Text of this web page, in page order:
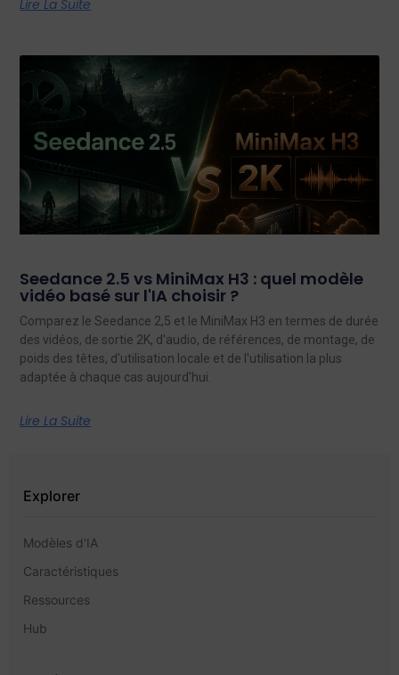
Lire La Suite
Seedance 2.5 vs MiniMax H3 : quel modèle
vidéo basé sur l'IA choisir ?
Comparez le Seedance 2,5 et le MiniMax H3 en termes de durée
des vidéos, de sortie 2K, d'audio, de références, de montage, de
poids des têtes, d'utilisation locale et de l'utilisation la plus
adaptée à chaque cas aujourd'hui.
Lire La Suite
Explorer
Modèles d'IA
Caractéristiques
Ressources
Hub